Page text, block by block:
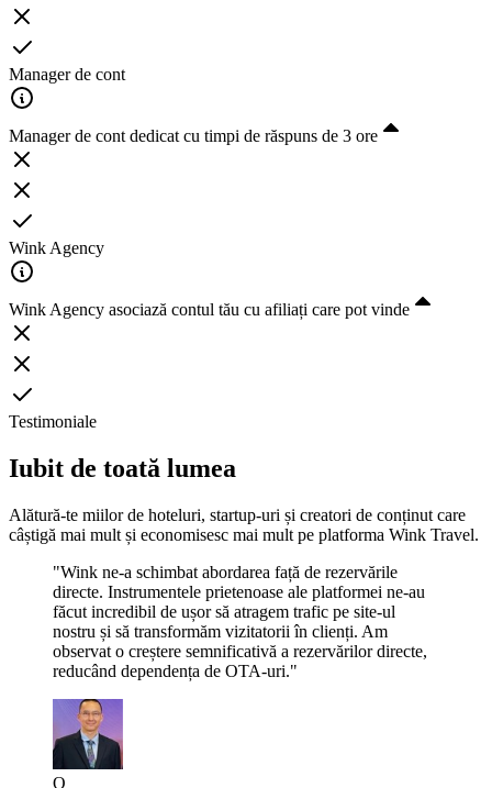
Manager de cont
Manager de cont dedicat cu timpi de răspuns de 3 ore
Wink Agency
Wink Agency asociază contul tău cu afiliați care pot vinde
Testimoniale
Iubit de toată lumea
Alătură-te miilor de hoteluri, startup-uri și creatori de conținut care
câștigă mai mult și economisesc mai mult pe platforma Wink Travel.
"Wink ne-a schimbat abordarea față de rezervările
directe. Instrumentele prietenoase ale platformei ne-au
făcut incredibil de ușor să atragem trafic pe site-ul
nostru și să transformăm vizitatorii în clienți. Am
observat o creștere semnificativă a rezervărilor directe,
reducând dependența de OTA-uri."
O